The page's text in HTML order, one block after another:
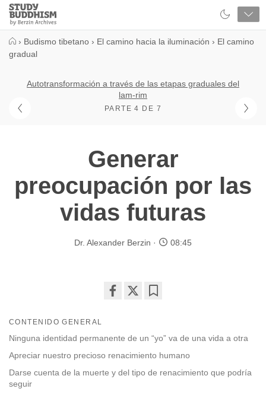
Close
Study
Buddhism
› Budismo tibetano › El camino hacia la iluminación › El camino
gradual
Autotransformación a través de las etapas graduales del
lam-rim
PARTE 4 DE 7
Generar
preocupación por las
vidas futuras
Dr. Alexander Berzin 08:45
facebook
CONTENIDO GENERAL
Ninguna identidad permanente de un “yo” va de una vida a otra
Apreciar nuestro precioso renacimiento humano
Darse cuenta de la muerte y del tipo de renacimiento que podría
seguir